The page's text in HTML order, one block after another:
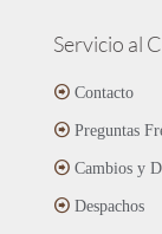
Servicio al
Contacto
Preguntas
Cambios y
Despachos